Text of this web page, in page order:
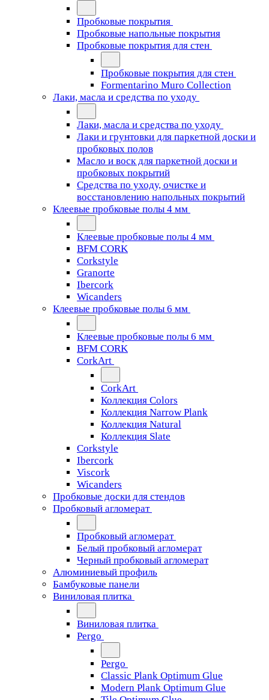
Пробковые покрытия
Пробковые напольные покрытия
Пробковые покрытия для стен
Пробковые покрытия для стен
Formentarino Muro Collection
Лаки, масла и средства по уходу
Лаки, масла и средства по уходу
Лаки и грунтовки для паркетной доски и
пробковых полов
Масло и воск для паркетной доски и
пробковых покрытий
Средства по уходу, очистке и
восстановлению напольных покрытий
Клеевые пробковые полы 4 мм
Клеевые пробковые полы 4 мм
BFM CORK
Corkstyle
Granorte
Ibercork
Wicanders
Клеевые пробковые полы 6 мм
Клеевые пробковые полы 6 мм
BFM CORK
CorkArt
CorkArt
Коллекция Colors
Коллекция Narrow Plank
Коллекция Natural
Коллекция Slate
Corkstyle
Ibercork
Viscork
Wicanders
Пробковые доски для стендов
Пробковый агломерат
Пробковый агломерат
Белый пробковый агломерат
Черный пробковый агломерат
Алюминиевый профиль
Бамбуковые панели
Виниловая плитка
Виниловая плитка
Pergo
Pergo
Classic Plank Optimum Glue
Modern Plank Optimum Glue